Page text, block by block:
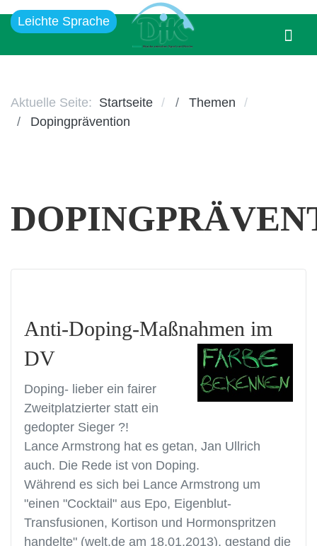
Leichte Sprache
Aktuelle Seite: Startseite
Themen
Dopingprävention
Anti-Doping-Maßnahmen im
DV
Doping- lieber ein fairer
Zweitplatzierter statt ein
gedopter Sieger ?!
Lance Armstrong hat es getan, Jan Ullrich
auch. Die Rede ist von Doping.
Während es sich bei Lance Armstrong um
"einen "Cocktail" aus Epo, Eigenblut-
Transfusionen, Kortison und Hormonspritzen
handelte" (welt.de am 18.01.2013), gestand die